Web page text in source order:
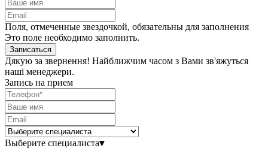
Поля, отмеченные звездочкой, обязательны для заполнения
Это поле необходимо заполнить.
Записаться
Дякую за звернення! Найближчим часом з Вами зв'яжуться
наші менеджери.
Запись на прием
Выберите специалиста▾